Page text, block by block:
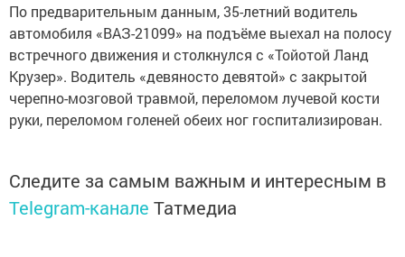
По предварительным данным, 35-летний водитель
автомобиля «ВАЗ-21099» на подъёме выехал на полосу
встречного движения и столкнулся с «Тойотой Ланд
Крузер». Водитель «девяносто девятой» с закрытой
черепно-мозговой травмой, переломом лучевой кости
руки, переломом голеней обеих ног госпитализирован.
Следите за самым важным и интересным в
Telegram-канале Татмедиа